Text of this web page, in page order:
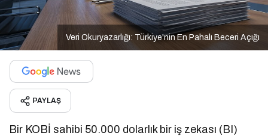
Veri Okuryazarlığı: Türkiye'nin En Pahalı Beceri Açığı
PAYLAŞ
Bir KOBİ sahibi 50.000 dolarlık bir iş zekası (BI)